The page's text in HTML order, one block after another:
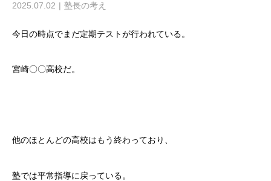
2025.07.02 塾長の考え
今日の時点でまだ定期テストが行われている。
宮崎〇〇高校だ。
他のほとんどの高校はもう終わっており、
塾では平常指導に戻っている。